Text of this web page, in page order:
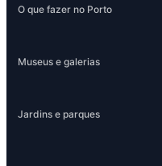
O que fazer no Porto
Museus e galerias
Jardins e parques